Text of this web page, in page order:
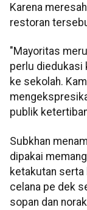
Karena
restoran
"Mayoritas
perlu diedukasi
ke sekolah.
publik
Subkhan
dipakai
ketakutan serta
celana pe dek
sopan dan